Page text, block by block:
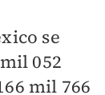
se
052
mil 766